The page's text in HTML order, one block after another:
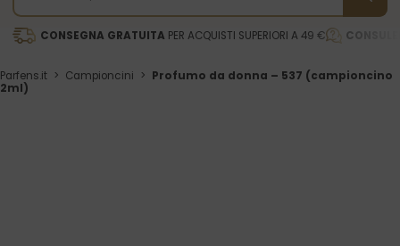
CONSEGNA GRATUITA PER ACQUISTI SUPERIORI A 49 €
Parfens.it > Campioncini > Profumo da donna – 537 (campioncino
2ml)